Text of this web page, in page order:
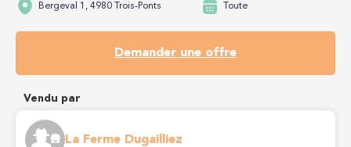
Bergeval 1, 4980 Trois-Ponts Toute
Demander une offre
Vendu par
La Ferme Dugailliez